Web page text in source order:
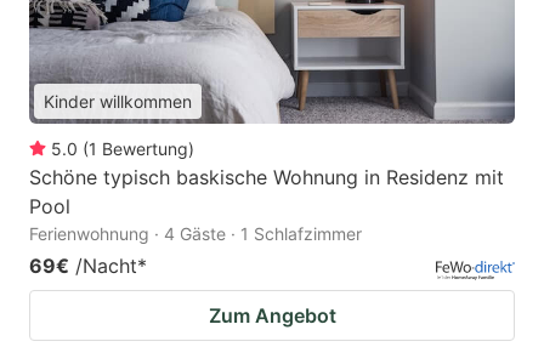
Kinder willkommen
5.0 (1 Bewertung)
Schöne typisch baskische Wohnung in Residenz mit
Pool
Ferienwohnung · 4 Gäste · 1 Schlafzimmer
69€ /Nacht*
Zum Angebot